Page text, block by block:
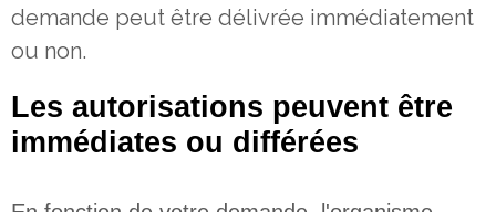
demande peut être délivrée immédiatement
ou non.
Les autorisations peuvent être
immédiates ou différées